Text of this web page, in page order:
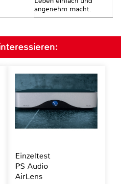
angenehm macht.
Einzeltest
PS Audio
AirLens